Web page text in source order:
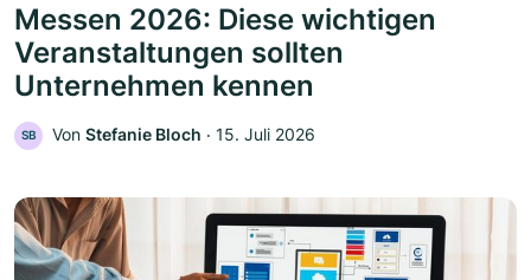
Messen 2026: Diese wichtigen
Veranstaltungen sollten
Unternehmen kennen
SB Von Stefanie Bloch ‧ 15. Juli 2026